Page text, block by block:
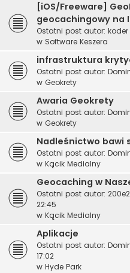
[iOS/Freeware]
geocachingowy na
Ostatni post autor: koder
w Software Keszera
infrastruktura
Ostatni post autor:
w Geokrety
Awaria Geokrety
Ostatni post autor:
w Geokrety
Nadleśnictwo bawi
Ostatni post autor:
w Kącik Medialny
Geocaching w
Ostatni post autor:
22:45
w Kącik Medialny
Aplikacje
Ostatni post autor:
17:02
w Hyde Park